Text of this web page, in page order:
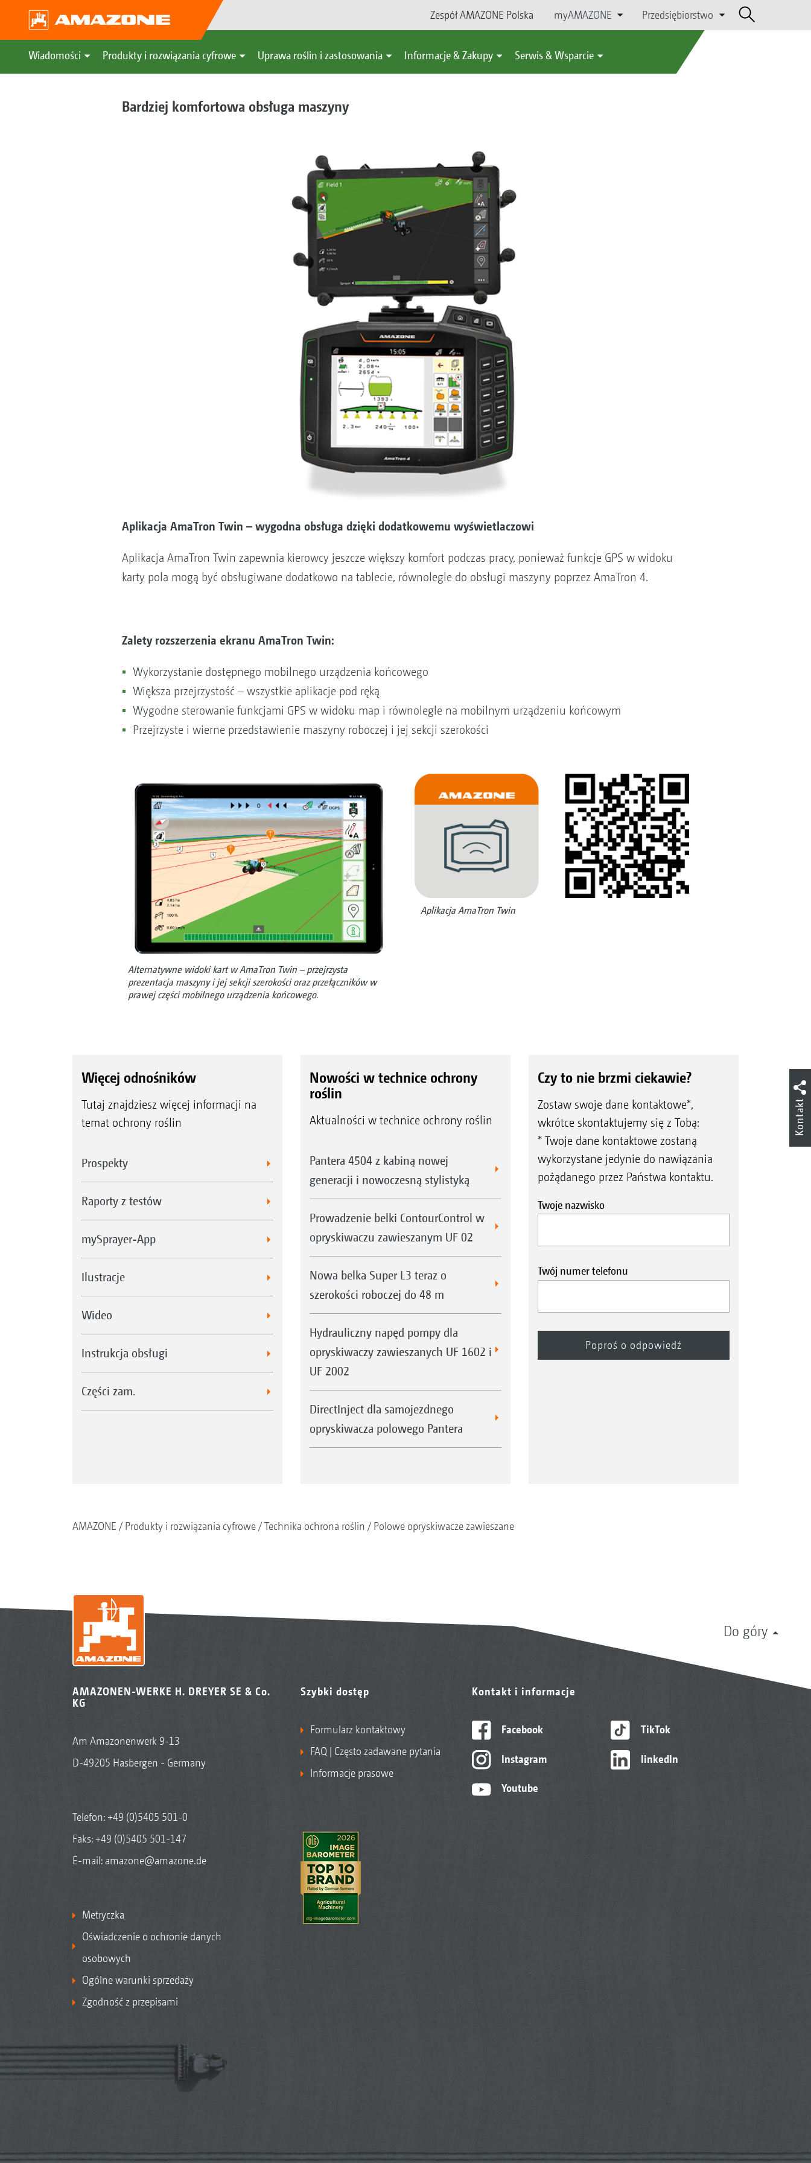
Zespół AMAZONE Polska myAMAZONE Przedsiębiorstwo
Wiadomości Produkty i rozwiązania cyfrowe Uprawa roślin i zastosowania Informacje & Zakupy Serwis & Wsparcie
Bardziej komfortowa obsługa maszyny
Aplikacja AmaTron Twin – wygodna obsługa dzięki dodatkowemu wyświetlaczowi
Aplikacja AmaTron Twin zapewnia kierowcy jeszcze większy komfort podczas pracy, ponieważ funkcje GPS w widoku
karty pola mogą być obsługiwane dodatkowo na tablecie, równolegle do obsługi maszyny poprzez AmaTron 4.
Zalety rozszerzenia ekranu AmaTron Twin:
Wykorzystanie dostępnego mobilnego urządzenia końcowego
Większa przejrzystość – wszystkie aplikacje pod ręką
Wygodne sterowanie funkcjami GPS w widoku map i równolegle na mobilnym urządzeniu końcowym
Przejrzyste i wierne przedstawienie maszyny roboczej i jej sekcji szerokości
Alternatywne widoki kart w AmaTron Twin – przejrzysta
prezentacja maszyny i jej sekcji szerokości oraz przełączników w
prawej części mobilnego urządzenia końcowego.
Aplikacja AmaTron Twin
Więcej odnośników
Tutaj znajdziesz więcej informacji na
temat ochrony roślin
Prospekty
Raporty z testów
mySprayer-App
Ilustracje
Wideo
Instrukcja obsługi
Części zam.
Nowości w technice ochrony
roślin
Aktualności w technice ochrony roślin
Pantera 4504 z kabiną nowej
generacji i nowoczesną stylistyką
Prowadzenie belki ContourControl w
opryskiwaczu zawieszanym UF 02
Nowa belka Super L3 teraz o
szerokości roboczej do 48 m
Hydrauliczny napęd pompy dla
opryskiwaczy zawieszanych UF 1602 i
UF 2002
DirectInject dla samojezdnego
opryskiwacza polowego Pantera
Czy to nie brzmi ciekawie?
Zostaw swoje dane kontaktowe*,
wkrótce skontaktujemy się z Tobą:
* Twoje dane kontaktowe zostaną
wykorzystane jedynie do nawiązania
pożądanego przez Państwa kontaktu.
Twoje nazwisko
Twój numer telefonu
AMAZONE Produkty i rozwiązania cyfrowe Technika ochrona roślin Polowe opryskiwacze zawieszane
Do góry
AMAZONEN-WERKE H. DREYER SE & Co.
KG
Am Amazonenwerk 9-13
D-49205 Hasbergen - Germany
Telefon:+49 (0)5405 501-0
Faks: +49 (0)5405 501-147
E-mail: amazone@amazone.de
Metryczka
Oświadczenie o ochronie danych
osobowych
Ogólne warunki sprzedaży
Zgodność z przepisami
Szybki dostęp
Formularz kontaktowy
FAQ | Często zadawane pytania
Informacje prasowe
Kontakt i informacje
Facebook
Instagram
Youtube
TikTok
linkedIn
Kontakt